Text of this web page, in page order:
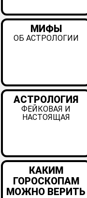
МИФЫ
ОБ АСТРОЛОГИИ
АСТРОЛОГИЯ
ФЕЙКОВАЯ И
НАСТОЯЩАЯ
КАКИМ
ГОРОСКОПАМ
МОЖНО ВЕРИТЬ